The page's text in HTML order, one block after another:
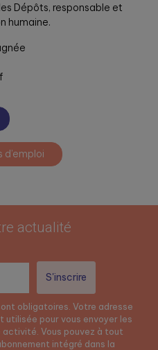
Dépôts, responsable et
humaine.
actualité
obligatoires. Votre adresse
utilisée pour vous envoyer les
Vous pouvez à tout
intégré dans la